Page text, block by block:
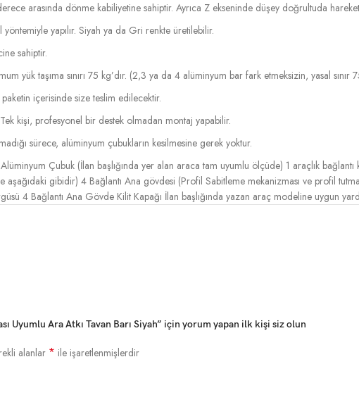
arasında dönme kabiliyetine sahiptir. Ayrıca Z ekseninde düşey doğrultuda
yöntemiyle yapılır. Siyah ya da Gri renkte üretilebilir.
sahiptir.
yük taşıma sınırı 75 kg’dır. (2,3 ya da 4 alüminyum bar fark etmeksizin, yasal sınır
içerisinde size teslim edilecektir.
kişi, profesyonel bir destek olmadan montaj yapabilir.
sürece, alüminyum çubukların kesilmesine gerek yoktur.
Çubuk (İlan başlığında yer alan araca tam uyumlu ölçüde) 1 araçlık bağlantı
aşağıdaki gibidir) 4 Bağlantı Ana gövdesi (Profil Sabitleme mekanizması ve profil
4 Bağlantı Ana Gövde Kilit Kapağı İlan başlığında yazan araç modeline uygun
Uyumlu Ara Atkı Tavan Barı Siyah” için yorum yapan ilk kişi siz olun
alanlar * ile işaretlenmişlerdir